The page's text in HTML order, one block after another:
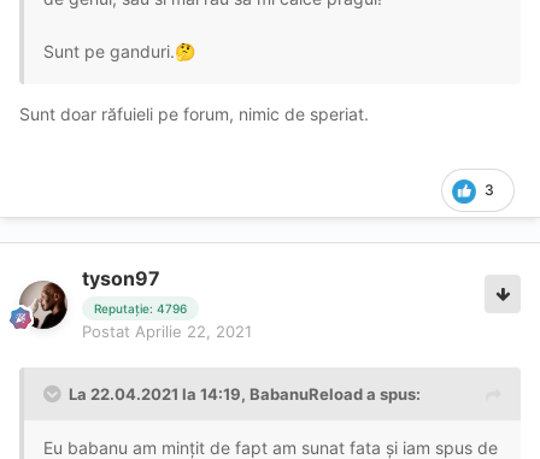
Sunt pe ganduri.🤔
Sunt doar răfuieli pe forum, nimic de speriat.
3
tyson97
Reputație: 4796
Postat Aprilie 22, 2021
La 22.04.2021 la 14:19, BabanuReloada spus:
Eu babanu am mințit de fapt am sunat fata și iam spus de